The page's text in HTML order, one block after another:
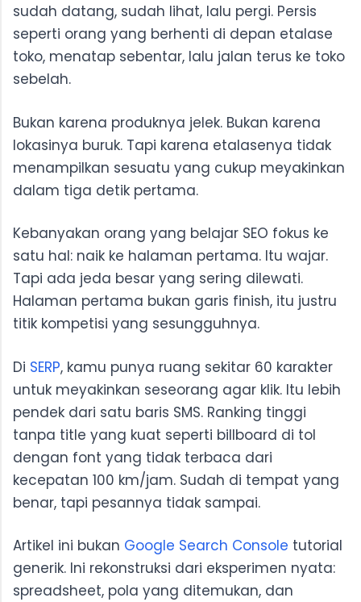
sudah datang, sudah lihat, lalu pergi. Persis
seperti orang yang berhenti di depan etalase
toko, menatap sebentar, lalu jalan terus ke toko
sebelah.
Bukan karena produknya jelek. Bukan karena
lokasinya buruk. Tapi karena etalasenya tidak
menampilkan sesuatu yang cukup meyakinkan
dalam tiga detik pertama.
Kebanyakan orang yang belajar SEO fokus ke
satu hal: naik ke halaman pertama. Itu wajar.
Tapi ada jeda besar yang sering dilewati.
Halaman pertama bukan garis finish, itu justru
titik kompetisi yang sesungguhnya.
Di SERP, kamu punya ruang sekitar 60 karakter
untuk meyakinkan seseorang agar klik. Itu lebih
pendek dari satu baris SMS. Ranking tinggi
tanpa title yang kuat seperti billboard di tol
dengan font yang tidak terbaca dari
kecepatan 100 km/jam. Sudah di tempat yang
benar, tapi pesannya tidak sampai.
Artikel ini bukan Google Search Console tutorial
generik. Ini rekonstruksi dari eksperimen nyata:
spreadsheet, pola yang ditemukan, dan